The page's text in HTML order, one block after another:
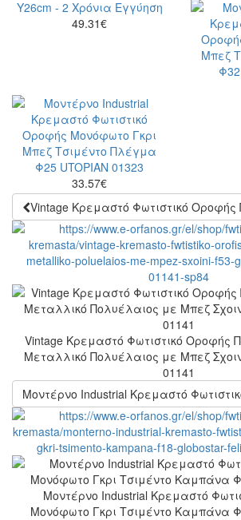
49.31€
33.57€
Vintage Κρεμαστό Φωτιστικό
Vintage Κρεμαστό Φωτιστικό Οροφής
Μεταλλικό Πολυέλαιος με Μπεζ
01141
Μοντέρνο Industrial Κρεμαστό
Μοντέρνο Industrial Κρεμαστό
Μονόφωτο Γκρι Τσιμέντο Καμπάνα